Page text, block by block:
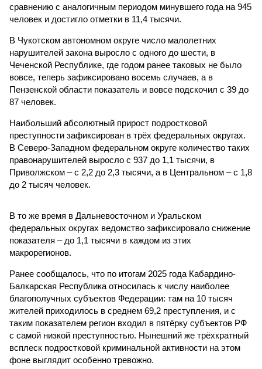
сравнению с аналогичным периодом минувшего года на 945
человек и достигло отметки в 11,4 тысячи.
В Чукотском автономном округе число малолетних
нарушителей закона выросло с одного до шести, в
Чеченской Республике, где годом ранее таковых не было
вовсе, теперь зафиксировано восемь случаев, а в
Пензенской области показатель и вовсе подскочил с 39 до
87 человек.
Наибольший абсолютный прирост подростковой
преступности зафиксирован в трёх федеральных округах.
В Северо-Западном федеральном округе количество таких
правонарушителей выросло с 937 до 1,1 тысячи, в
Приволжском – с 2,2 до 2,3 тысячи, а в Центральном – с 1,8
до 2 тысяч человек.
В то же время в Дальневосточном и Уральском
федеральных округах ведомство зафиксировало снижение
показателя – до 1,1 тысячи в каждом из этих
макрорегионов.
Ранее сообщалось, что по итогам 2025 года Кабардино-
Балкарская Республика относилась к числу наиболее
благополучных субъектов Федерации: там на 10 тысяч
жителей приходилось в среднем 69,2 преступления, и с
таким показателем регион входил в пятёрку субъектов РФ
с самой низкой преступностью. Нынешний же трёхкратный
всплеск подростковой криминальной активности на этом
фоне выглядит особенно тревожно.